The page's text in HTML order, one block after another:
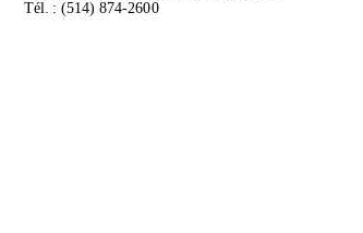
:
(514)
874-2600